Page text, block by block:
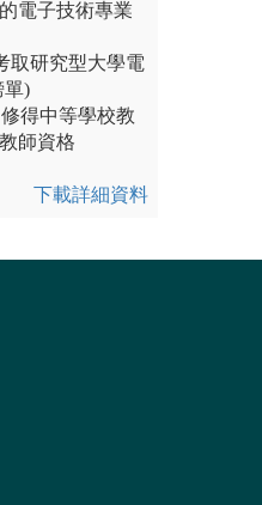
電子技術專業
取研究型大學電
單)
得中等學校教
師資格
下載詳細資料